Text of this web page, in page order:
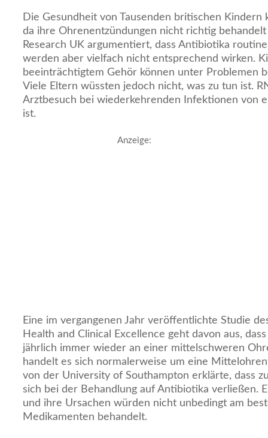
Die Gesundheit von Tausenden britischen
da ihre Ohrenentzündungen nicht richtig
Research UK argumentiert, dass Antibiotika
werden aber vielfach nicht entsprechend wirken.
beeinträchtigtem Gehör können unter Problemen
Viele Eltern wüssten jedoch nicht, was zu tun ist.
Arztbesuch bei wiederkehrenden Infektionen von
ist.
Anzeige:
Eine im vergangenen Jahr veröffentlichte Studie
Health and Clinical Excellence geht davon aus,
jährlich immer wieder an einer mittelschweren
handelt es sich normalerweise um eine
von der University of Southampton erklärte, dass
sich bei der Behandlung auf Antibiotika verließen.
und ihre Ursachen würden nicht unbedingt am
Medikamenten behandelt.